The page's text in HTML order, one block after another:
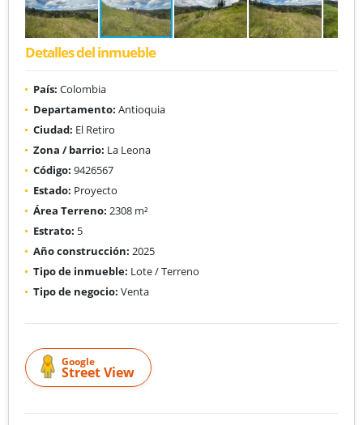
Detalles del inmueble
País: Colombia
Departamento: Antioquia
Ciudad: El Retiro
Zona / barrio: La Leona
Código: 9426567
Estado: Proyecto
Área Terreno: 2308 m²
Estrato: 5
Año construcción: 2025
Tipo de inmueble: Lote / Terreno
Tipo de negocio: Venta
Google
Street View